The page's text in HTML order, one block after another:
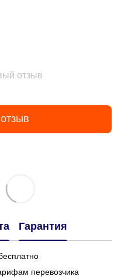
отзыв
Гарантия
перевозчика